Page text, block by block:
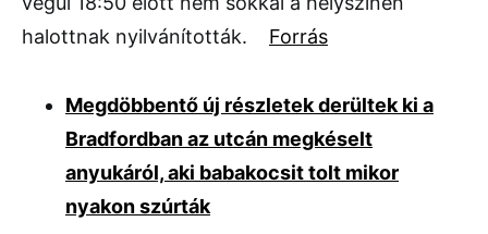
halottnak nyilvánították. Forrás
Megdöbbentő új részletek derültek ki a
Bradfordban az utcán megkéselt
anyukáról, aki babakocsit tolt mikor
nyakon szúrták